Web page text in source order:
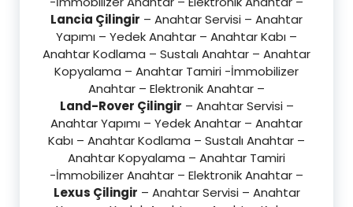
Lancia Çilingir – Anahtar Servisi – Anahtar
Yapımı – Yedek Anahtar – Anahtar Kabı –
Anahtar Kodlama – Sustalı Anahtar – Anahtar
Kopyalama – Anahtar Tamiri -İmmobilizer
Anahtar – Elektronik Anahtar –
Land-Rover Çilingir – Anahtar Servisi –
Anahtar Yapımı – Yedek Anahtar – Anahtar
Kabı – Anahtar Kodlama – Sustalı Anahtar –
Anahtar Kopyalama – Anahtar Tamiri
-İmmobilizer Anahtar – Elektronik Anahtar –
Lexus Çilingir – Anahtar Servisi – Anahtar